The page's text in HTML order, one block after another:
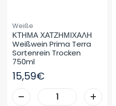
Weiße
ΚΤΗΜΑ ΧΑΤΖΗΜΙΧΑΛΗ
Weißwein Prima Terra
Sortenrein Trocken
750ml
15,59€